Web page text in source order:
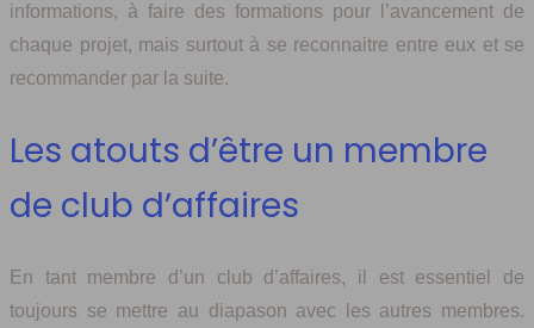
informations, à faire des formations pour l’avancement de
chaque projet, mais surtout à se reconnaitre entre eux et se
recommander par la suite.
Les atouts d’être un membre
de club d’affaires
En tant membre d’un club d’affaires, il est essentiel de
toujours se mettre au diapason avec les autres membres.